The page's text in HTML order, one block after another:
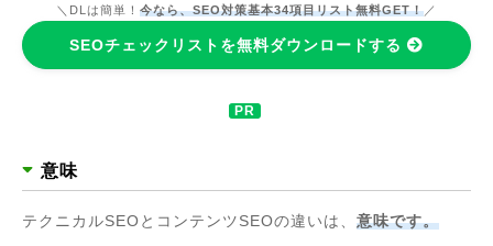
＼DLは簡単！ 今なら、SEO対策基本34項目リスト無料GET！ ／
SEOチェックリストを無料ダウンロードする
意味
テクニカルSEOとコンテンツSEOの違いは、 意味です。